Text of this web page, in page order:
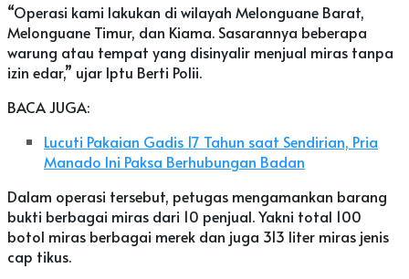
“Operasi kami lakukan di wilayah Melonguane Barat,
Melonguane Timur, dan Kiama. Sasarannya beberapa
warung atau tempat yang disinyalir menjual miras tanpa
izin edar,” ujar Iptu Berti Polii.
BACA JUGA:
Lucuti Pakaian Gadis 17 Tahun saat Sendirian, Pria
Manado Ini Paksa Berhubungan Badan
Dalam operasi tersebut, petugas mengamankan barang
bukti berbagai miras dari 10 penjual. Yakni total 100
botol miras berbagai merek dan juga 313 liter miras jenis
cap tikus.